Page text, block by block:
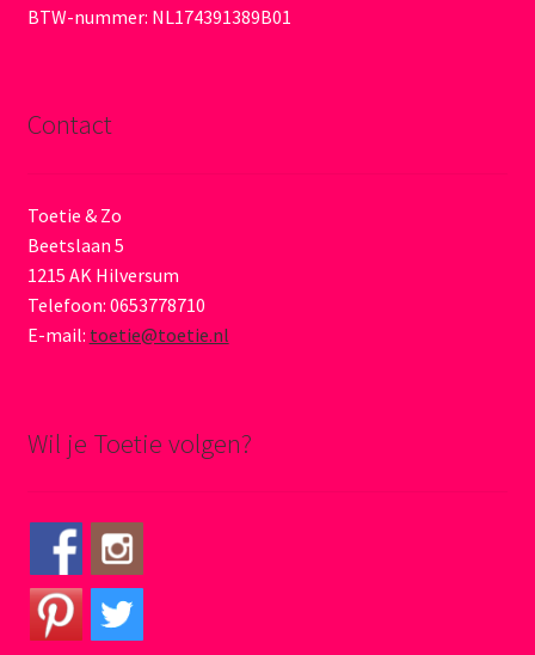
BTW-nummer: NL174391389B01
Contact
Toetie & Zo
Beetslaan 5
1215 AK Hilversum
Telefoon: 0653778710
E-mail: toetie@toetie.nl
Wil je Toetie volgen?